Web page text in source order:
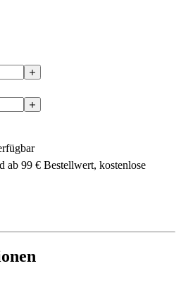
ab 99 € Bestellwert, kostenlose